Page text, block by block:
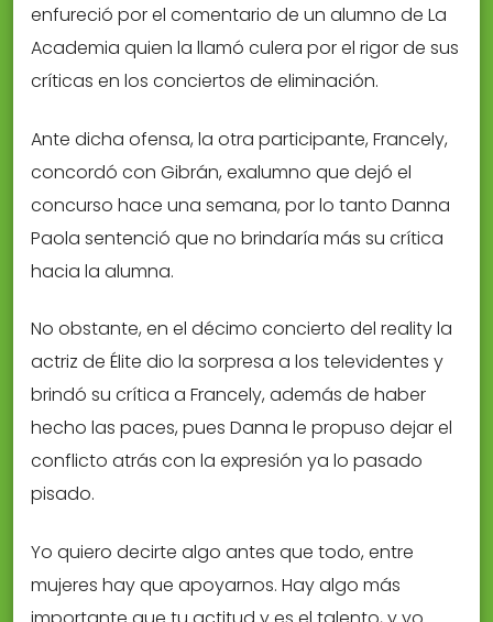
enfureció por el comentario de un alumno de La
Academia quien la llamó culera por el rigor de sus
críticas en los conciertos de eliminación.
Ante dicha ofensa, la otra participante, Francely,
concordó con Gibrán, exalumno que dejó el
concurso hace una semana, por lo tanto Danna
Paola sentenció que no brindaría más su crítica
hacia la alumna.
No obstante, en el décimo concierto del reality la
actriz de Élite dio la sorpresa a los televidentes y
brindó su crítica a Francely, además de haber
hecho las paces, pues Danna le propuso dejar el
conflicto atrás con la expresión ya lo pasado
pisado.
Yo quiero decirte algo antes que todo, entre
mujeres hay que apoyarnos. Hay algo más